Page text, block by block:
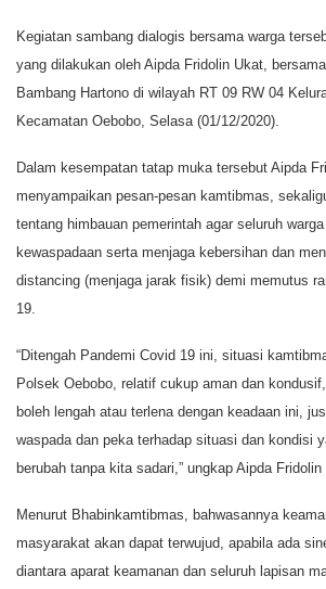
Kegiatan sambang dialogis bersama warga
yang dilakukan oleh Aipda Fridolin Ukat,
Bambang Hartono di wilayah RT 09 RW 04
Kecamatan Oebobo, Selasa (01/12/2020).
Dalam kesempatan tatap muka tersebut Aipda
menyampaikan pesan-pesan kamtibmas,
tentang himbauan pemerintah agar seluruh
kewaspadaan serta menjaga kebersihan dan
distancing (menjaga jarak fisik) demi memutus
19.
“Ditengah Pandemi Covid 19 ini, situasi
Polsek Oebobo, relatif cukup aman dan
boleh lengah atau terlena dengan keadaan ini,
waspada dan peka terhadap situasi dan kondisi
berubah tanpa kita sadari,” ungkap Aipda Fridolin
Menurut Bhabinkamtibmas, bahwasannya
masyarakat akan dapat terwujud, apabila ada
diantara aparat keamanan dan seluruh lapisan